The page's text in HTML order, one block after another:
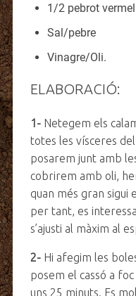
1/2 pebrot
Sal/pebre
Vinagre/Oli.
ELABORACIÓ:
1- Netegem els
totes les vísceres
posarem junt amb
cobrirem amb oli,
quan més gran sigui
per tant, es
s’ajusti al màxim al
2- Hi afegim les
posem el cassó a
uns 25 minuts. Es